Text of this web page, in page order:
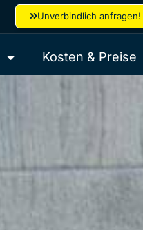
Unverbindlich anfragen!
Kosten & Preise